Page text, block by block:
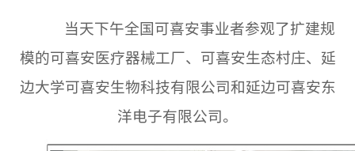
当天下午全国可喜安事业者参观了扩建规
模的可喜安医疗器械工厂、可喜安生态村庄、延
边大学可喜安生物科技有限公司和延边可喜安东
洋电子有限公司。